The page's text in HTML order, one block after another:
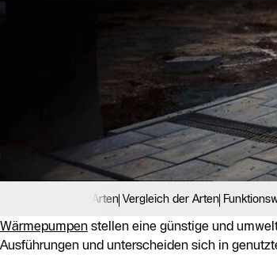
Arten Vergleich der Arten
Wärmepumpen stellen eine günstige und
Ausführungen und unterscheiden sich in